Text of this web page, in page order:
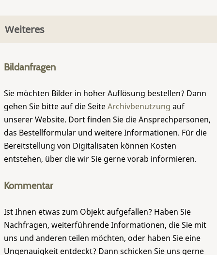
Weiteres
Bildanfragen
Sie möchten Bilder in hoher Auflösung bestellen? Dann
gehen Sie bitte auf die SeiteArchivbenutzung auf
unserer Website. Dort finden Sie die Ansprechpersonen,
das Bestellformular und weitere Informationen. Für die
Bereitstellung von Digitalisaten können Kosten
entstehen, über die wir Sie gerne vorab informieren.
Kommentar
Ist Ihnen etwas zum Objekt aufgefallen? Haben Sie
Nachfragen, weiterführende Informationen, die Sie mit
uns und anderen teilen möchten, oder haben Sie eine
Ungenauigkeit entdeckt? Dann schicken Sie uns gerne